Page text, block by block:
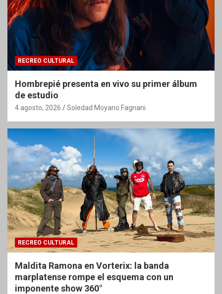
RECREO CULTURAL
Hombrepié presenta en vivo su primer álbum
de estudio
4 agosto, 2026 Soledad Moyano Fagnani
RECREO CULTURAL
Maldita Ramona en Vorterix: la banda
marplatense rompe el esquema con un
imponente show 360°